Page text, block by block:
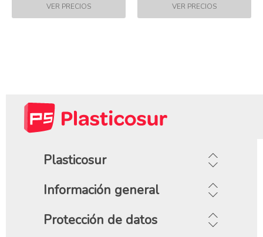
Plasticosur
Información general
Protección de datos